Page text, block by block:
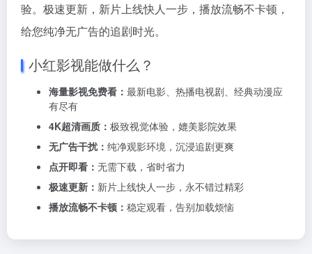
验。极速更新，新片上线快人一步，播放流畅不卡顿，
给您纯净无广告的追剧时光。
小红影视能做什么？
海量影视免费看： 最新电影、热播电视剧、经典动漫应
有尽有
4K超清画质： 极致视觉体验，媲美影院效果
无广告干扰： 纯净观影环境，沉浸追剧更爽
点开即看： 无需下载，省时省力
极速更新： 新片上线快人一步，永不错过精彩
播放流畅不卡顿： 稳定观看，告别加载烦恼